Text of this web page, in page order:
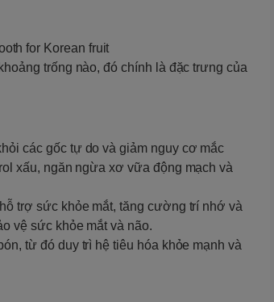
trống nào, đó chính là đặc trưng của
các gốc tự do và giảm nguy cơ mắc
xấu, ngăn ngừa xơ vữa động mạch và
trợ sức khỏe mắt, tăng cường trí nhớ và
vệ sức khỏe mắt và não.
từ đó duy trì hệ tiêu hóa khỏe mạnh và